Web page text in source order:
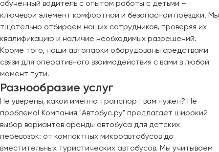
обученный водитель с опытом работы с детьми –
ключевой элемент комфортной и безопасной поездки. Мы
тщательно отбираем наших сотрудников, проверяя их
квалификацию и наличие необходимых разрешений.
Кроме того, наши автопарки оборудованы средствами
связи для оперативного взаимодействия с вами в любой
момент пути.
Разнообразие услуг
Не уверены, какой именно транспорт вам нужен? Не
проблема! Компания "Автобус.ру" предлагает широкий
выбор вариантов аренды автобуса для детских
перевозок: от компактных микроавтобусов до
вместительных туристических автобусов. Мы учитываем